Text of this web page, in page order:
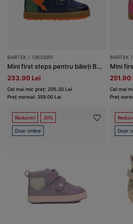
BARTEK / 13633001
Mini first steps pentru băieți BARTEK 13633001, albastru
233.90 Lei
Cel mai mic preț: 205.20 Lei
Preț normal: 359.00 Lei
BARTEK
251.90
Cel mai
Preț
Reduceri 30%
Doar online Doar